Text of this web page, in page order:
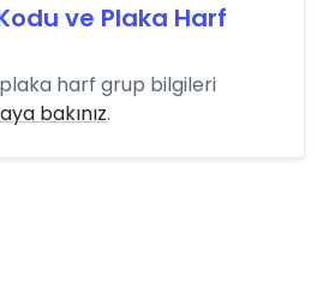
ve Plaka Harf
harf grup bilgileri
bakınız.